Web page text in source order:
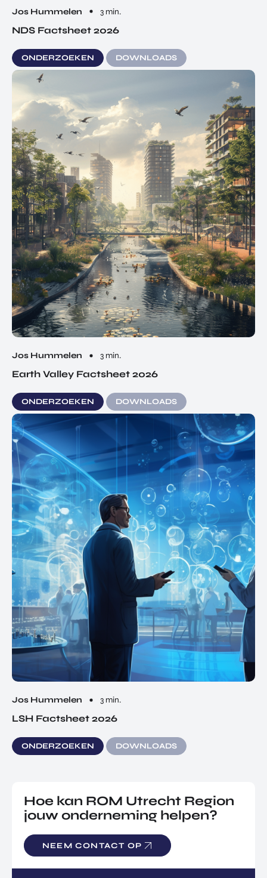
Jos Hummelen 3 min.
NDS Factsheet 2026
ONDERZOEKEN DOWNLOADS
Jos Hummelen 3 min.
Earth Valley Factsheet 2026
ONDERZOEKEN DOWNLOADS
Jos Hummelen 3 min.
LSH Factsheet 2026
ONDERZOEKEN DOWNLOADS
Hoe kan ROM Utrecht Region
jouw onderneming helpen?
NEEM CONTACT OP